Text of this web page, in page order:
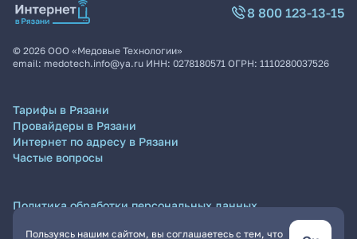
Пользуясь нашим сайтом, вы соглашаетесь с тем, что
8 800 123-13-15
© 2026 ООО «Медовые Технологии»
email: medotech.info@ya.ru ИНН: 0278180571 ОГРН: 1110280037526
Тарифы в Рязани
Провайдеры в Рязани
Интернет по адресу в Рязани
Частые вопросы
Политика обработки персональных данных